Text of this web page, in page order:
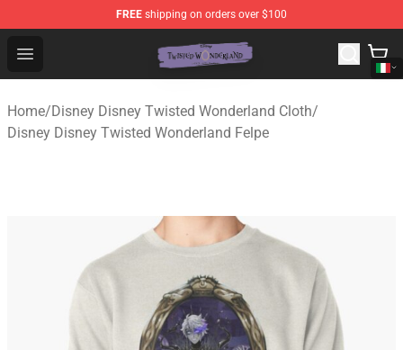
FREE shipping on orders over $100
Open menu
Twisted Wonderland Store - Official Twisted
Home/Disney Disney Twisted Wonderland Cloth/
Disney Disney Twisted Wonderland Felpe